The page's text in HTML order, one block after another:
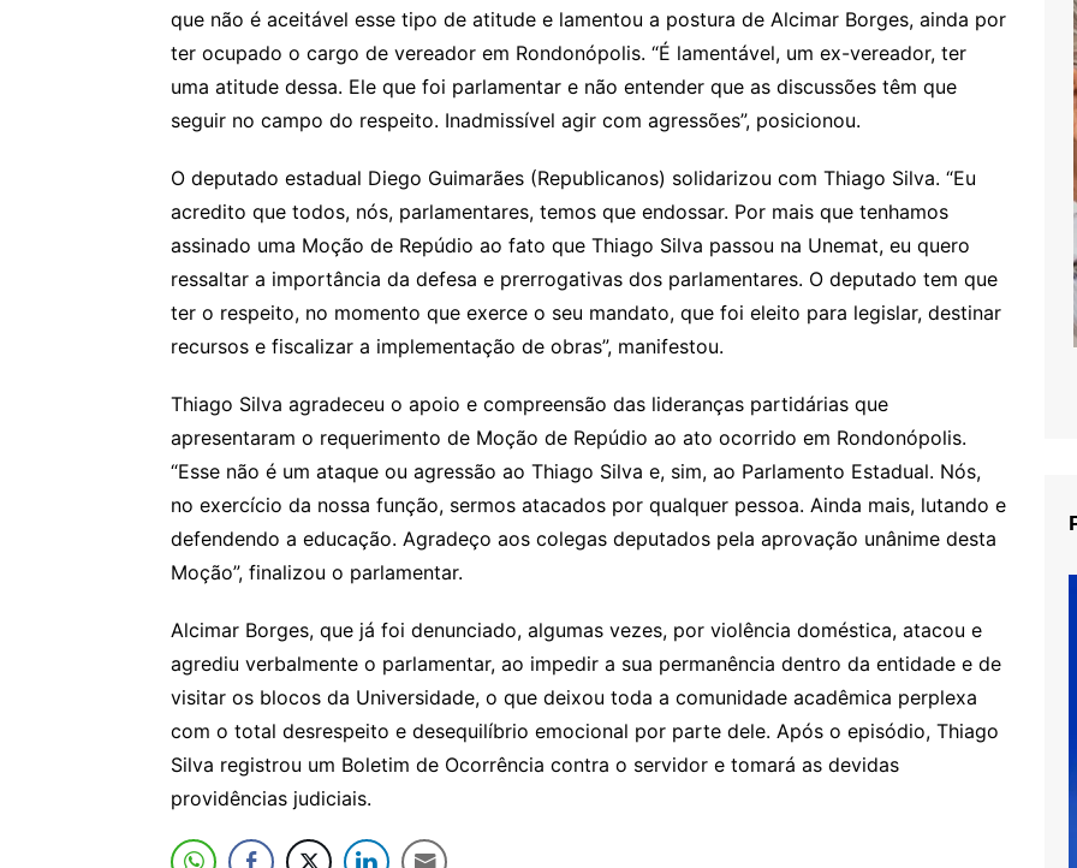
que não é aceitável esse tipo de atitude e lamentou a postura de Alcimar Borges, ainda por
ter ocupado o cargo de vereador em Rondonópolis. “É lamentável, um ex-vereador, ter
uma atitude dessa. Ele que foi parlamentar e não entender que as discussões têm que
seguir no campo do respeito. Inadmissível agir com agressões”, posicionou.
O deputado estadual Diego Guimarães (Republicanos) solidarizou com Thiago Silva. “Eu
acredito que todos, nós, parlamentares, temos que endossar. Por mais que tenhamos
assinado uma Moção de Repúdio ao fato que Thiago Silva passou na Unemat, eu quero
ressaltar a importância da defesa e prerrogativas dos parlamentares. O deputado tem que
ter o respeito, no momento que exerce o seu mandato, que foi eleito para legislar, destinar
recursos e fiscalizar a implementação de obras”, manifestou.
Thiago Silva agradeceu o apoio e compreensão das lideranças partidárias que
apresentaram o requerimento de Moção de Repúdio ao ato ocorrido em Rondonópolis.
“Esse não é um ataque ou agressão ao Thiago Silva e, sim, ao Parlamento Estadual. Nós,
no exercício da nossa função, sermos atacados por qualquer pessoa. Ainda mais, lutando e
defendendo a educação. Agradeço aos colegas deputados pela aprovação unânime desta
Moção”, finalizou o parlamentar.
Alcimar Borges, que já foi denunciado, algumas vezes, por violência doméstica, atacou e
agrediu verbalmente o parlamentar, ao impedir a sua permanência dentro da entidade e de
visitar os blocos da Universidade, o que deixou toda a comunidade acadêmica perplexa
com o total desrespeito e desequilíbrio emocional por parte dele. Após o episódio, Thiago
Silva registrou um Boletim de Ocorrência contra o servidor e tomará as devidas
providências judiciais.